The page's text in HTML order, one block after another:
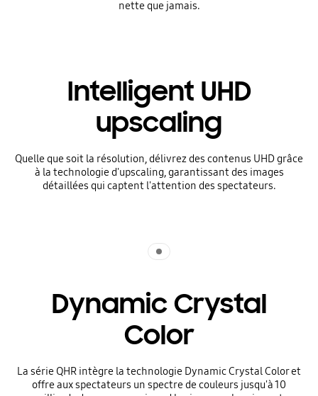
nette que jamais.
Intelligent UHD
upscaling
Quelle que soit la résolution, délivrez des contenus UHD grâce
à la technologie d'upscaling, garantissant des images
détaillées qui captent l'attention des spectateurs.
Dynamic Crystal
Color
La série QHR intègre la technologie Dynamic Crystal Color et
offre aux spectateurs un spectre de couleurs jusqu'à 10